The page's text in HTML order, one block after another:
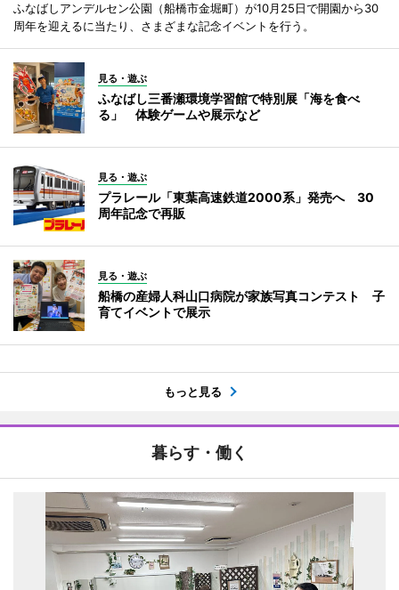
ふなばしアンデルセン公園（船橋市金堀町）が10月25日で開園から30
周年を迎えるに当たり、さまざまな記念イベントを行う。
見る・遊ぶ
ふなばし三番瀬環境学習館で特別展「海を食べ
る」 体験ゲームや展示など
見る・遊ぶ
プラレール「東葉高速鉄道2000系」発売へ 30
周年記念で再販
見る・遊ぶ
船橋の産婦人科山口病院が家族写真コンテスト 子
育てイベントで展示
もっと見る
暮らす・働く